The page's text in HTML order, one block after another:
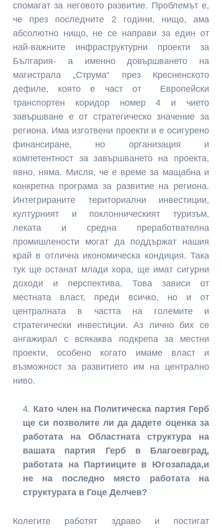
спомагат за неговото развитие. Проблемът е,
че през последните 2 години, нищо, ама
абсолютно нищо, не се направи за един от
най-важните инфраструктурни проекти за
България- а именно довършването на
магистрала „Струма“ през Кресненското
дефиле, която е част от Европейски
транспортен коридор номер 4 и чието
завършване е от стратегическо значение за
региона. Има изготвени проекти и е осигурено
финансиране, но организация и
компетентност за завършването на проекта,
явно, няма. Мисля, че е време за мащабна и
конкретна програма за развитие на региона.
Интегрираните териториални инвестиции,
културният и поклонническият туризъм,
леката и средна преработвателна
промишлености могат да поддържат нашия
край в отлична икономическа кондиция. Така
тук ще останат млади хора, ще имат сигурни
доходи и перспектива. Това зависи от
местната власт, преди всичко, но и от
централната в частта на големите и
стратегически инвестиции. Аз лично бих се
ангажирал с всякаква подкрепа за местни
проекти, особено когато имаме власт и
възможност за развитието им на централно
ниво.
Като член на Политическа партия Герб
ще си позволите ли да дадете оценка за
работата на Областната структура на
вашата партия Герб в Благоевград,
работата на Партииците в Югозапада,и
не на последно място работата на
структурата в Гоце Делчев?
Колегите работят здраво и постигат